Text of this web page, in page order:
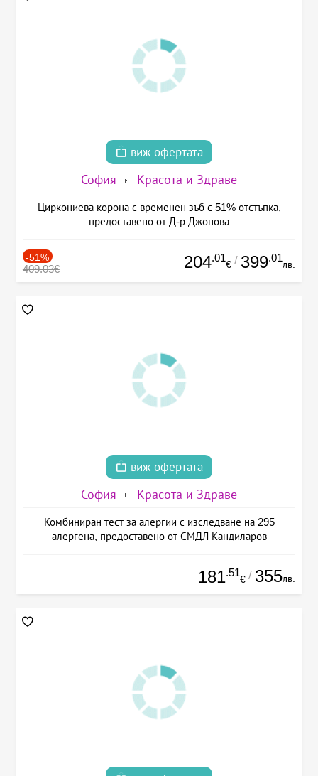
виж офертата
София Красота и Здраве
Циркониева корона с временен зъб с 51% отстъпка,
предоставено от Д-р Джонова
-51%
409.03€ 204.01
€ / 399.01
лв.
виж офертата
София Красота и Здраве
Комбиниран тест за алергии с изследване на 295
алергена, предоставено от СМДЛ Кандиларов
181.51
€ / 355лв.